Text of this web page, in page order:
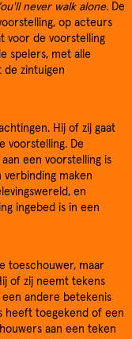
never walk alone. De
op acteurs
voor de voorstelling
spelers, met alle
de zintuigen
Hij of zij gaat
voorstelling. De
een voorstelling is
verbinding maken
en
ingebed is in een
toeschouwer, maar
of zij neemt tekens
een andere betekenis
heeft toegekend of een
aan een teken